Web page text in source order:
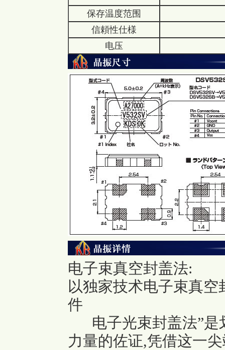
保存温度范围
信頼性仕様
电压
电子束真空封盖法:
以独家技术电子束真
件
电子光束封盖法”是
力量的佐证,凭借这一